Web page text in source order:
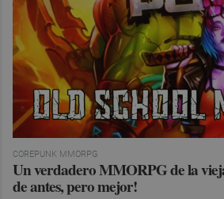
COREPUNK MMORPG
Un verdadero MMORPG de la
de antes, pero mejor!